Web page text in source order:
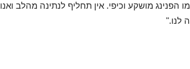
מושקע וכיפי. אין תחליף לנתינה מהלב ואנו
לנו."